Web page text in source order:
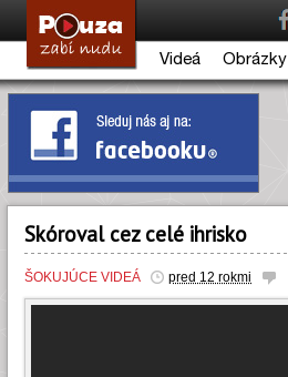
Videá Obrázky
Skóroval cez celé ihrisko
ŠOKUJÚCE VIDEÁ pred 12 rokmi